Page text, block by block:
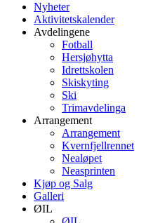
Nyheter
Aktivitetskalender
Avdelingene
Fotball
Hersjøhytta
Idrettskolen
Skiskyting
Ski
Trimavdelinga
Arrangement
Arrangement
Kvernfjellrennet
Nealøpet
Neasprinten
Kjøp og Salg
Galleri
ØIL